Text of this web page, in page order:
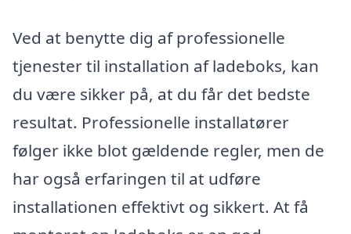
Ved at benytte dig af professionelle
tjenester til installation af ladeboks, kan
du være sikker på, at du får det bedste
resultat. Professionelle installatører
følger ikke blot gældende regler, men de
har også erfaringen til at udføre
installationen effektivt og sikkert. At få